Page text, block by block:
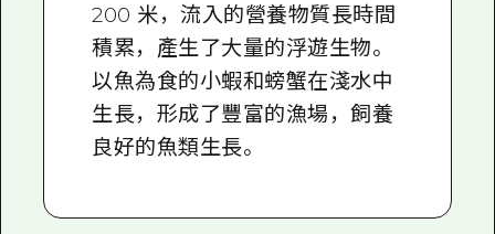
200 米，流入的營養物質長時間
積累，產生了大量的浮遊生物。
以魚為食的小蝦和螃蟹在淺水中
生長，形成了豐富的漁場，飼養
良好的魚類生長。